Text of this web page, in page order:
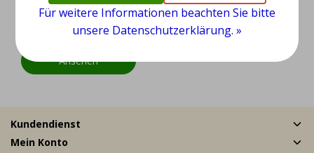
s Set
Ansehen
Kundendienst
Mein Konto
Für weitere Informationen beachten Sie bitte
unsere Datenschutzerklärung. »